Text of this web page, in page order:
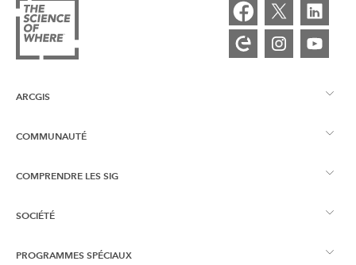
ARCGIS
Vue d’ensemble d’ArcGIS
Cartographie
COMMUNAUTÉ
Esri Community
Blog ArcGIS
COMPRENDRE LES SIG
Qu’est-ce qu’un SIG ?
Intelligence géographique
SOCIÉTÉ
À propos d’Esri
PROGRAMMES SPÉCIAUX